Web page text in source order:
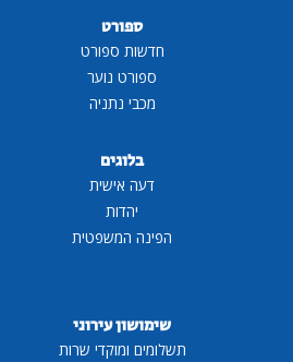
ספורט
חדשות ספורט
ספורט נוער
מכבי נתניה
בלוגים
דעה אישית
יהדות
הפינה המשפטית
שימושון עירוני
תשלומים ומוקדי שרות